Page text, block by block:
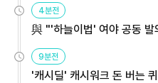
4분전
與 "'하늘이법' 여야 공동
9분전
'캐시딜' 캐시워크 돈 버는